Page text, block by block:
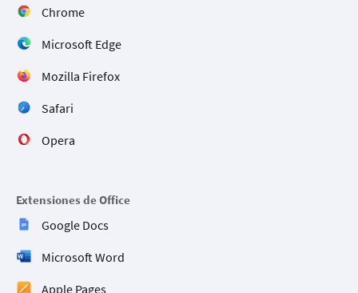
Chrome
Microsoft Edge
Mozilla Firefox
Safari
Opera
Extensiones de Office
Google Docs
Microsoft Word
Apple Pages